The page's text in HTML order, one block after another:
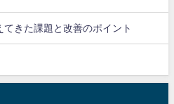
きた課題と改善のポイント